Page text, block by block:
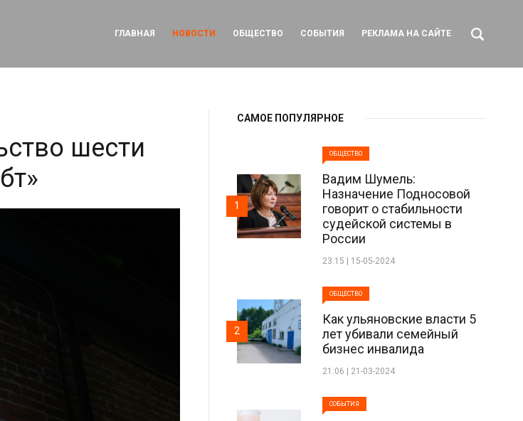
ГЛАВНАЯ НОВОСТИ ОБЩЕСТВО СОБЫТИЯ РЕКЛАМА НА САЙТЕ
шести
САМОЕ ПОПУЛЯРНОЕ
ОБЩЕСТВО
Вадим Шумель:
Назначение Подносовой
говорит о стабильности
судейской системы в
России
23:15 | 15-05-2024
1
ОБЩЕСТВО
Как ульяновские власти 5
лет убивали семейный
бизнес инвалида
21:06 | 21-03-2024
2
СОБЫТИЯ